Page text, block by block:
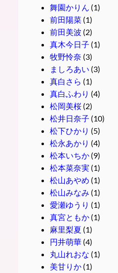
舞園かりん (1)
前田陽菜(1)
前田美波 (2)
真木今日子 (1)
牧野怜奈 (3)
ましろあい (3)
真白さら (1)
真白ふわり (4)
松岡美桜(2)
松井日奈子 (10)
松下ひかり (5)
松永あかり (4)
松本いちか(9)
松本菜奈実 (1)
松山あやめ (1)
松山みなみ (1)
愛瀬ゆうり (1)
真宮ともか(1)
麻里梨夏 (1)
円井萌華(4)
丸山れおな (1)
美甘りか(1)